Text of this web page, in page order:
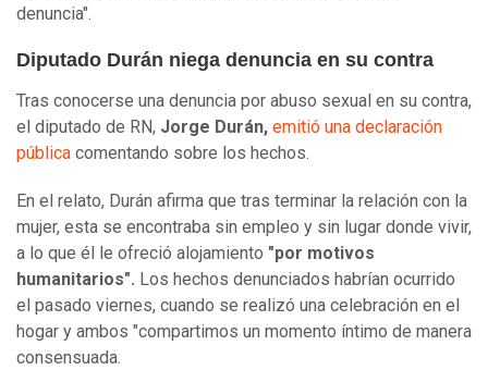
denuncia".
Diputado Durán niega denuncia en su contra
Tras conocerse una denuncia por abuso sexual en su contra,
el diputado de RN, Jorge Durán, emitió una declaración
pública comentando sobre los hechos.
En el relato, Durán afirma que tras terminar la relación con la
mujer, esta se encontraba sin empleo y sin lugar donde vivir,
a lo que él le ofreció alojamiento "por motivos
humanitarios". Los hechos denunciados habrían ocurrido
el pasado viernes, cuando se realizó una celebración en el
hogar y ambos "compartimos un momento íntimo de manera
consensuada.